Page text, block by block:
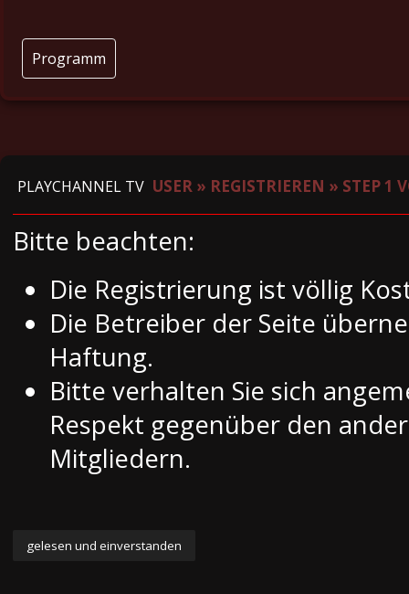
Programm
PLAYCHANNEL TV USER » REGISTRIEREN » STEP 1
Bitte beachten:
Die Registrierung ist völlig
Die Betreiber der Seite
Haftung.
Bitte verhalten Sie sich
Respekt gegenüber den
Mitgliedern.